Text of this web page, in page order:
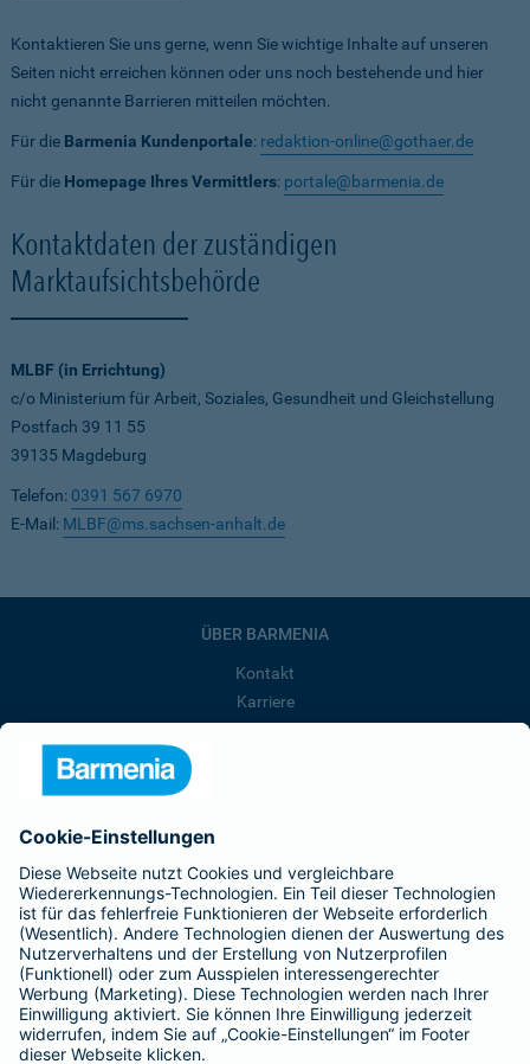
Kontaktieren Sie uns gerne, wenn Sie wichtige Inhalte auf unseren
Seiten nicht erreichen können oder uns noch bestehende und hier
nicht genannte Barrieren mitteilen möchten.
Für die Barmenia Kundenportale: redaktion-online@gothaer.de
Für die Homepage Ihres Vermittlers: portale@barmenia.de
Kontaktdaten der zuständigen
Marktaufsichtsbehörde
MLBF (in Errichtung)
c/o Ministerium für Arbeit, Soziales, Gesundheit und Gleichstellung
Postfach 39 11 55
39135 Magdeburg
Telefon: 0391 567 6970
E-Mail: MLBF@ms.sachsen-anhalt.de
ÜBER BARMENIA
Kontakt
Karriere
Presse
Barmenia ist Teil der BarmeniaGothaer
BELIEBTE SEITEN
Kranken-Zusatzversicherung
Tierversicherungen
Haftpflichtversicherung
Hausratversicherung